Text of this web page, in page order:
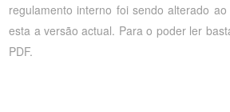
regulamento interno foi sendo alterado
esta a versão actual. Para o poder ler
PDF.